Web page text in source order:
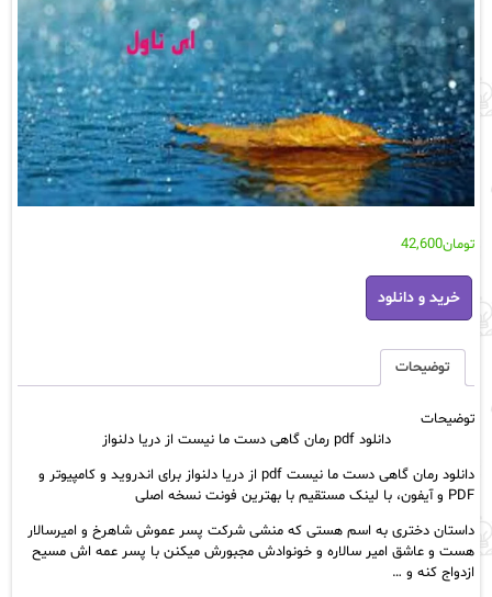
تومان42,600
دانلود
pdf
رمان
دست
ما
از
دلنواز
عدد
خرید و دانلود
توضیحات
توضیحات
دانلود pdf رمان گاهی دست ما نیست از دریا دلنواز
دانلود رمان گاهی دست ما نیست pdf از دریا دلنواز برای اندروید و کامپیوتر و
PDF و آیفون، با لینک مستقیم با بهترین فونت نسخه اصلی
داستان دختری به اسم هستی که منشی شرکت پسر عموش شاهرخ و امیرسالار
هست و عاشق امیر سالاره و خونوادش مجبورش میکنن با پسر عمه اش مسیح
ازدواج کنه و …